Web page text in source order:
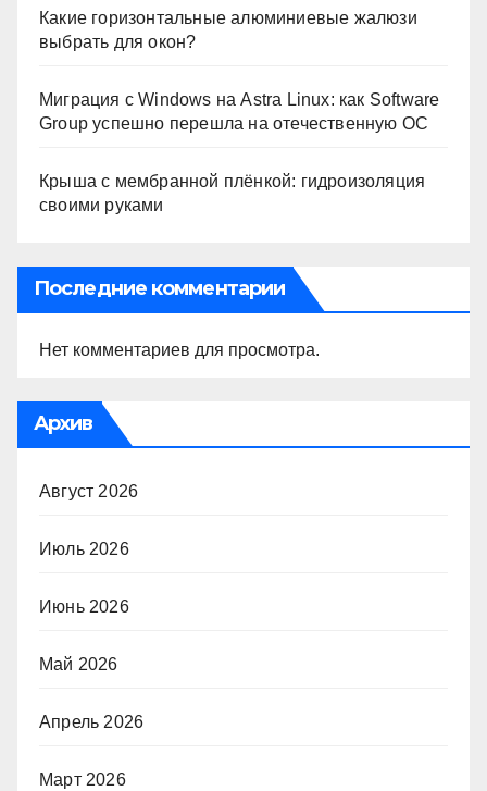
Какие горизонтальные алюминиевые жалюзи
выбрать для окон?
Миграция с Windows на Astra Linux: как Software
Group успешно перешла на отечественную ОС
Крыша с мембранной плёнкой: гидроизоляция
своими руками
Последние комментарии
Нет комментариев для просмотра.
Архив
Август 2026
Июль 2026
Июнь 2026
Май 2026
Апрель 2026
Март 2026